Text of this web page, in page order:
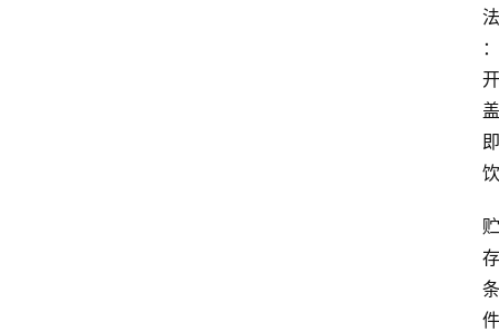
法
：
开
盖
即
饮
贮
存
条
件